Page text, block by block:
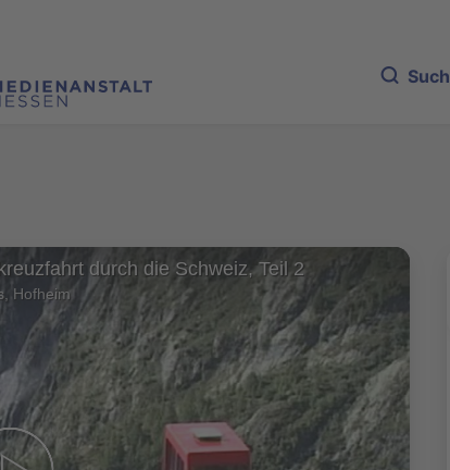
durch die Schweiz, Teil 2
Hofheim